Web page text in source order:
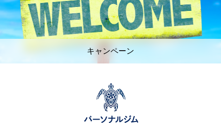
キャンペーン